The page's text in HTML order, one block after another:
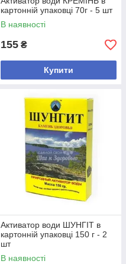
картонній упаковці 70г - 5 шт
В наявності
155 ₴
Купити
Активатор води ШУНГІТ в
картонній упаковці 150 г - 2
шт
В наявності